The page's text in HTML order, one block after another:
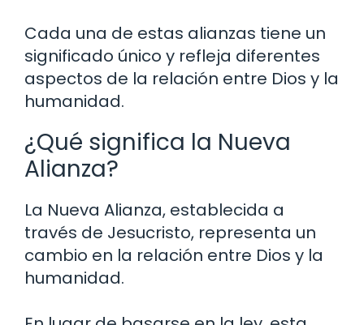
Cada una de estas alianzas tiene un
significado único y refleja diferentes
aspectos de la relación entre Dios y la
humanidad.
¿Qué significa la Nueva
Alianza?
La Nueva Alianza, establecida a
través de Jesucristo, representa un
cambio en la relación entre Dios y la
humanidad.